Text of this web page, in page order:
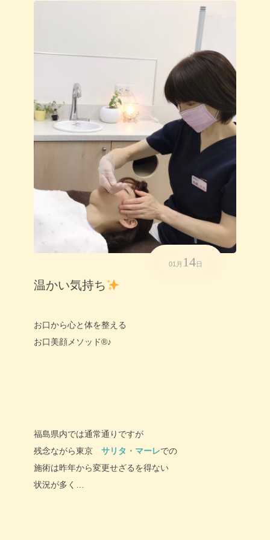
01月 14日
温かい気持ち
お口から心と体を整える
お口美顔メソッド®♪
福島県内では通常通りですが
残念ながら東京 サリタ・マーレでの
施術は昨年から変更せざるを得ない
状況が多く…